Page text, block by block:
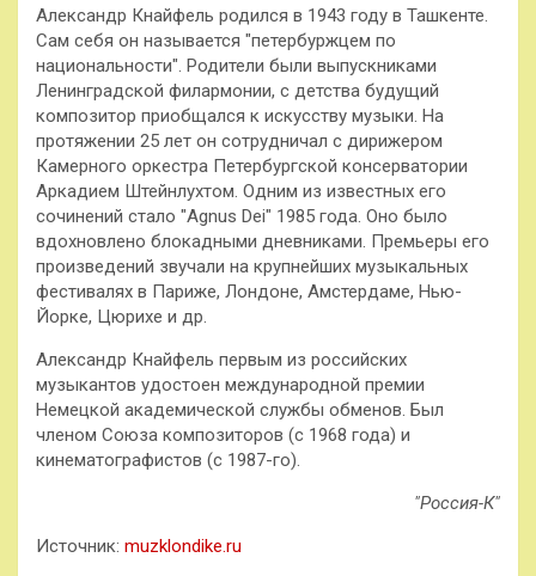
Александр Кнайфель родился в 1943 году в Ташкенте.
Сам себя он называется "петербуржцем по
национальности". Родители были выпускниками
Ленинградской филармонии, с детства будущий
композитор приобщался к искусству музыки. На
протяжении 25 лет он сотрудничал с дирижером
Камерного оркестра Петербургской консерватории
Аркадием Штейнлухтом. Одним из известных его
сочинений стало "Agnus Dei" 1985 года. Оно было
вдохновлено блокадными дневниками. Премьеры его
произведений звучали на крупнейших музыкальных
фестивалях в Париже, Лондоне, Амстердаме, Нью-
Йорке, Цюрихе и др.
Александр Кнайфель первым из российских
музыкантов удостоен международной премии
Немецкой академической службы обменов. Был
членом Союза композиторов (с 1968 года) и
кинематографистов (с 1987-го).
"Россия-К"
Источник: muzklondike.ru